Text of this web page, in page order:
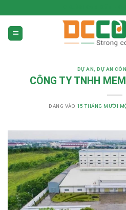
DỰ ÁN ,DỰ ÁN
CÔNG TY TNHH
ĐĂNG VÀO 15 THÁNG MƯỜI